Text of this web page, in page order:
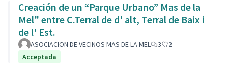
Creación de un “Parque Urbano” Mas de la
Mel" entre C.Terral de d' alt, Terral de Baix i
de l' Est.
ASOCIACION DE VECINOS MAS DE LA MEL 3
2
Acceptada